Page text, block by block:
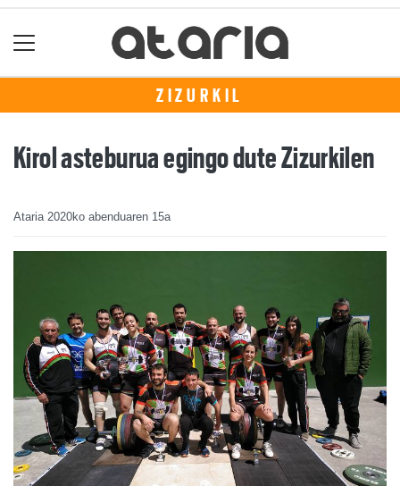
ZIZURKIL
Kirol asteburua egingo dute Zizurkilen
Ataria 2020ko abenduaren 15a